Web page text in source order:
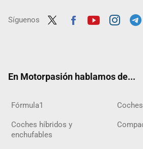
Síguenos
En Motorpasión hablamos de...
Fórmula1
Coches híbridos y
enchufables